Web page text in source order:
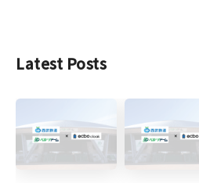
Latest Posts